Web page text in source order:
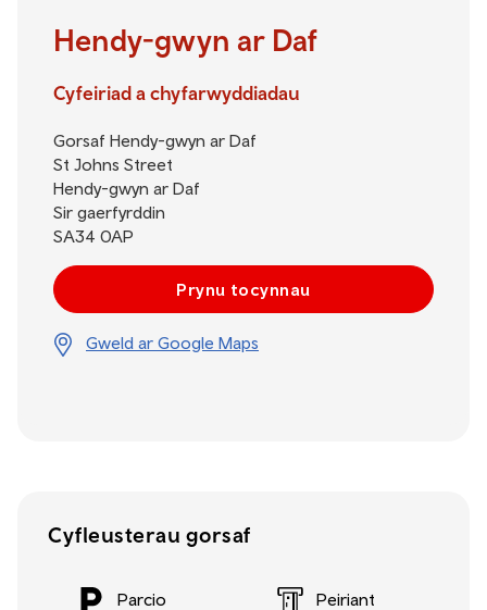
Hendy-gwyn ar Daf
Cyfeiriad a chyfarwyddiadau
Gorsaf Hendy-gwyn ar Daf
St Johns Street
Hendy-gwyn ar Daf
Sir gaerfyrddin
SA34 0AP
Prynu tocynnau
Gweld ar Google Maps
Cyfleusterau gorsaf
Parcio
Peiriant